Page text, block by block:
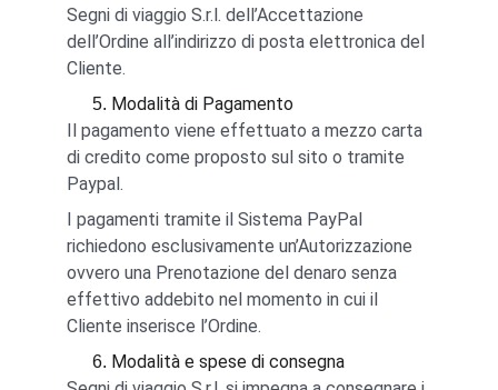
Segni di viaggio S.r.l. dell’Accettazione
dell’Ordine all’indirizzo di posta elettronica del
Cliente.
Modalità di Pagamento
Il pagamento viene effettuato a mezzo carta
di credito come proposto sul sito o tramite
Paypal.
I pagamenti tramite il Sistema PayPal
richiedono esclusivamente un’Autorizzazione
ovvero una Prenotazione del denaro senza
effettivo addebito nel momento in cui il
Cliente inserisce l’Ordine.
Modalità e spese di consegna